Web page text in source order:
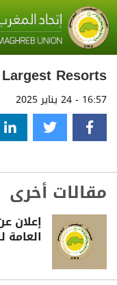
Resorts
16:57 - 24 يناير 2025
مقالات أخرى
إعلان
العامة